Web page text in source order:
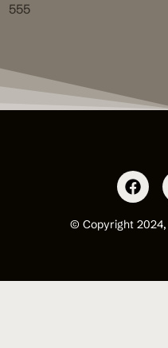
555
© Copyright 2024,